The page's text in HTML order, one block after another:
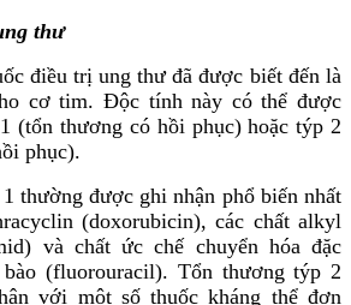
thư
điều trị ung thư đã được biết đến là
cơ tim. Độc tính này có thể được
(tổn thương có hồi phục) hoặc týp 2
phục).
được ghi nhận phổ biến nhất
(doxorubicin), các chất alkyl
và chất ức chế chuyển hóa đặc
(fluorouracil). Tổn thương týp 2
với một số thuốc kháng thể đơn